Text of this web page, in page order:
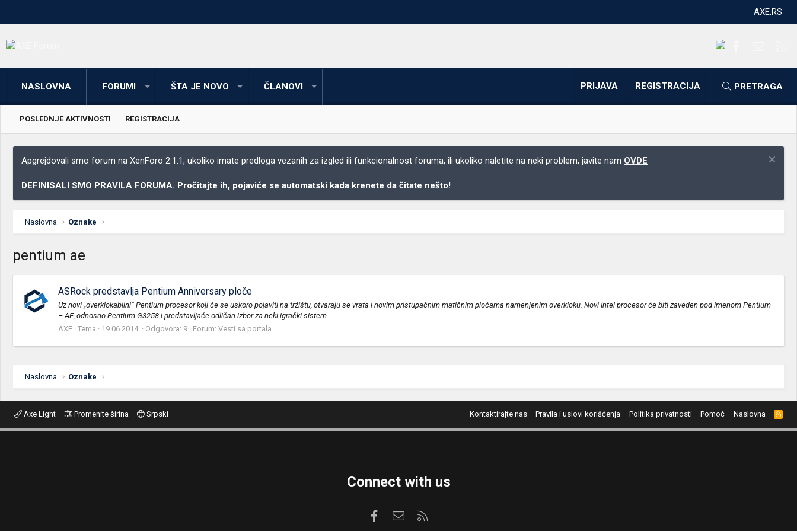
AXE.RS
NASLOVNA FORUMI ŠTA JE NOVO ČLANOVI PRIJAVA REGISTRACIJA PRETRAGA
POSLEDNJE AKTIVNOSTI REGISTRACIJA
Apgrejdovali smo forum na XenForo 2.1.1, ukoliko imate predloga vezanih za izgled ili funkcionalnost foruma, ili ukoliko naletite na neki problem, javite nam OVDE
DEFINISALI SMO PRAVILA FORUMA. Pročitajte ih, pojaviće se automatski kada krenete da čitate nešto!
Naslovna Oznake
pentium ae
ASRock predstavlja Pentium Anniversary ploče
Uz novi „overklokabilni“ Pentium procesor koji će se uskoro pojaviti na tržištu, otvaraju se vrata i novim pristupačnim matičnim pločama namenjenim overkloku. Novi Intel procesor će biti zaveden pod imenom Pentium
– AE, odnosno Pentium G3258 i predstavljaće odličan izbor za neki igrački sistem...
AXE Tema 19.06.2014. Odgovora: 9 Forum: Vesti sa portala
Naslovna Oznake
Axe Light Promenite širina Srpski Kontaktirajte nas Pravila i uslovi korišćenja Politika privatnosti Pomoć Naslovna
R
S
S
Connect with us
FacebookKontaktirajte nas